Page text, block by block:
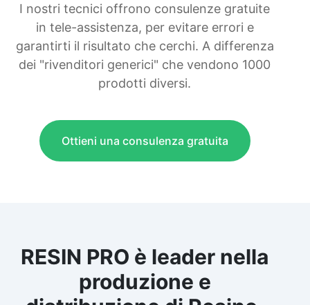
I nostri tecnici offrono consulenze gratuite
in tele-assistenza, per evitare errori e
garantirti il risultato che cerchi. A differenza
dei "rivenditori generici" che vendono 1000
prodotti diversi.
Ottieni una consulenza gratuita
RESIN PRO è leader nella
produzione e